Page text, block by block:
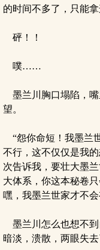
的时间不多了，只能
砰！！
噗……
墨兰川胸口塌陷，嘴
望。
“怨你命短！我墨兰
不行，这不仅仅是我
次告诉我，要壮大墨
大体系，你这本秘卷
嘿，我墨兰世家才不
墨兰川怎么也想不到
暗淡，溃散，两眼失去